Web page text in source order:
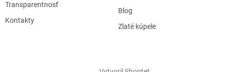
Transparentnosť
Kontakty
Blog
Zlaté kúpele